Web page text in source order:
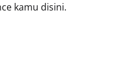
kamu disini.